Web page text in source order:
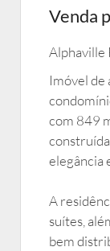
Venda
Alphaville
Imóvel de
com 849
elegância
A
suítes,
bem